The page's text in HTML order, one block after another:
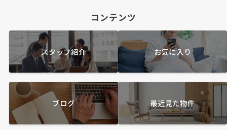
コンテンツ
スタッフ紹介 お気に入り
ブログ 最近見た物件